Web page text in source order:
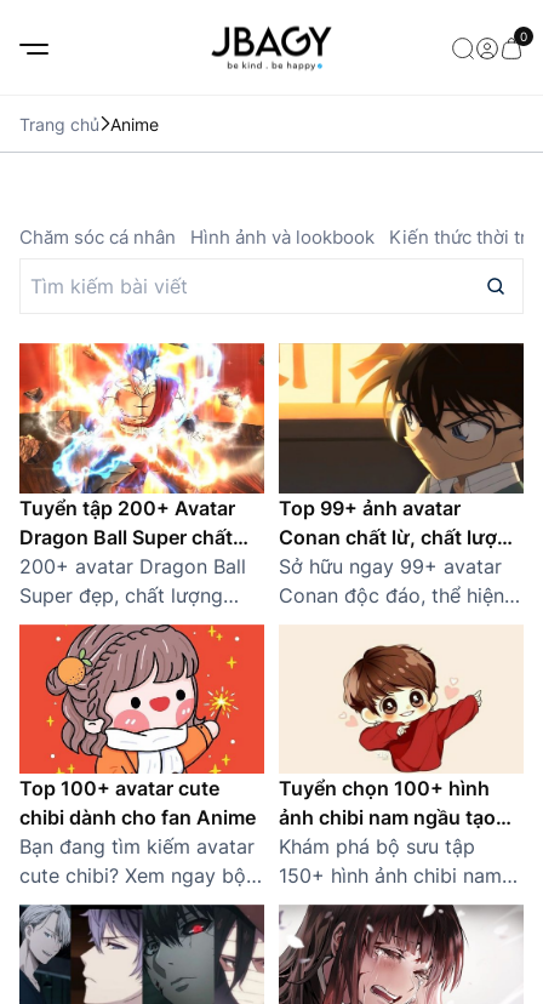
0
Trang chủ Anime
Chăm sóc cá nhân Hình ảnh và lookbook Kiến thức thời
Tuyển tập 200+ Avatar
Dragon Ball Super chất
lượng cho fan cứng
200+ avatar Dragon Ball
Super đẹp, chất lượng
cao? Khám phá bộ sưu
tập Dragon Ball Super đa
dạng, cập nhật liên tục.
Top 99+ ảnh avatar
Conan chất lừ, chất lượng
HD miễn phí
Sở hữu ngay 99+ avatar
Conan độc đáo, thể hiện
cá tính riêng của bạn.
Tuyển tập hình ảnh Conan
chất lượng HD, tải nhanh
chóng và dễ dàng.
Top 100+ avatar cute
chibi dành cho fan Anime
Bạn đang tìm kiếm avatar
cute chibi? Xem ngay bộ
sưu tập 100+ hình ảnh
chibi đáng yêu, phù hợp
cho mạng xã hội, game.
Tuyển chọn 100+ hình
ảnh chibi nam ngầu tạo
dấu ấn riêng
Khám phá bộ sưu tập
150+ hình ảnh chibi nam
ngầu, dễ thương để làm
ảnh đại diện trên mạng xã
hội, diễn đàn.